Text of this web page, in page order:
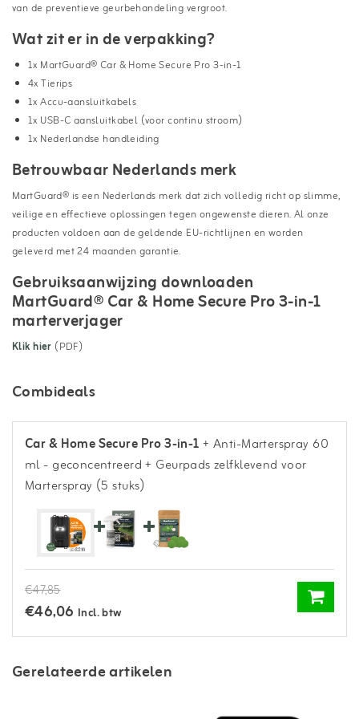
van de preventieve geurbehandeling vergroot.
Wat zit er in de verpakking?
1x MartGuard® Car & Home Secure Pro 3-in-1
4x Tierips
1x Accu-aansluitkabels
1x USB-C aansluitkabel (voor continu stroom)
1x Nederlandse handleiding
Betrouwbaar Nederlands merk
MartGuard® is een Nederlands merk dat zich volledig richt op slimme,
veilige en effectieve oplossingen tegen ongewenste dieren. Al onze
producten voldoen aan de geldende EU-richtlijnen en worden
geleverd met 24 maanden garantie.
Gebruiksaanwijzing downloaden
MartGuard® Car & Home Secure Pro 3-in-1
marterverjager
Klik hier (PDF)
Combideals
Car & Home Secure Pro 3-in-1+ Anti-Marterspray 60
ml - geconcentreerd+ Geurpads zelfklevend voor
Marterspray (5 stuks)
€47,85
€46,06 Incl. btw
Gerelateerde artikelen